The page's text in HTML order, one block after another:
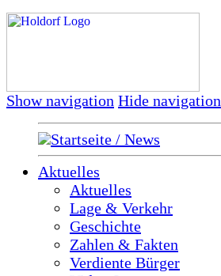
Show navigation Hide navigation
Startseite / News
Aktuelles
Aktuelles
Lage & Verkehr
Geschichte
Zahlen & Fakten
Verdiente Bürger